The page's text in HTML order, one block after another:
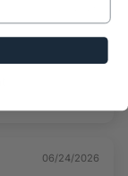
06/24/2026